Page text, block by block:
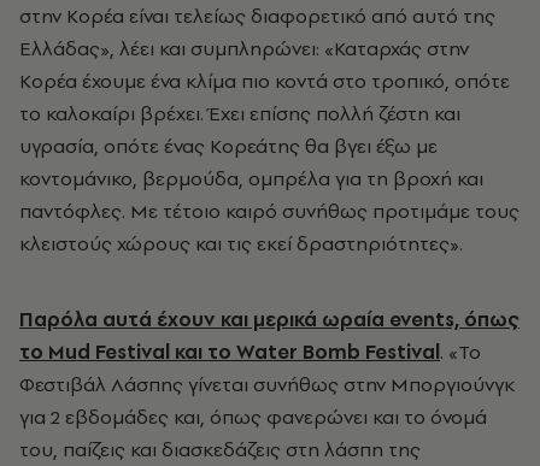
στην Κορέα είναι τελείως διαφορετικό από αυτό της
Ελλάδας», λέει και συμπληρώνει: «Καταρχάς στην
Κορέα έχουμε ένα κλίμα πιο κοντά στο τροπικό, οπότε
το καλοκαίρι βρέχει. Έχει επίσης πολλή ζέστη και
υγρασία, οπότε ένας Κορεάτης θα βγει έξω με
κοντομάνικο, βερμούδα, ομπρέλα για τη βροχή και
παντόφλες. Με τέτοιο καιρό συνήθως προτιμάμε τους
κλειστούς χώρους και τις εκεί δραστηριότητες».
Παρόλα αυτά έχουν και μερικά ωραία events, όπως
το Mud Festival και το Water Bomb Festival. «Το
Φεστιβάλ Λάσπης γίνεται συνήθως στην Μποργιούνγκ
για 2 εβδομάδες και, όπως φανερώνει και το όνομά
του, παίζεις και διασκεδάζεις στη λάσπη της